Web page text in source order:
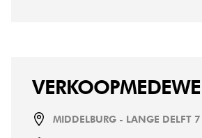
MIDDELBURG - LANGE DELFT 7